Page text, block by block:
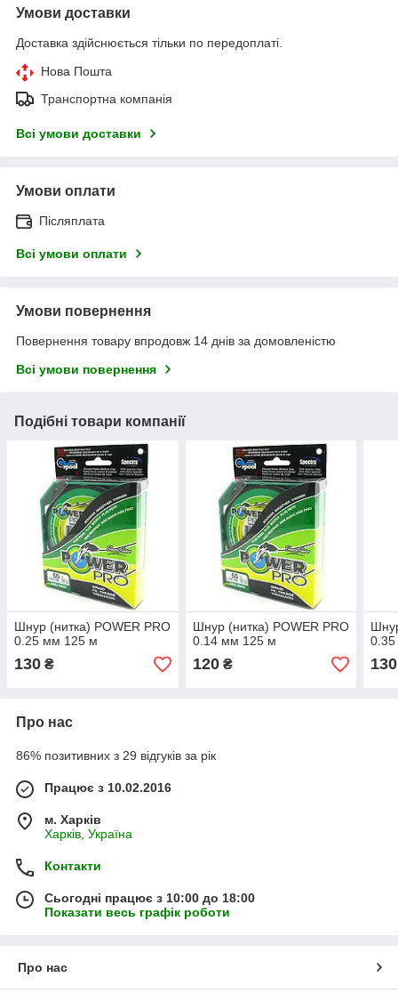
Умови доставки
Доставка здійснюється тільки по передоплаті.
Нова Пошта
Транспортна компанія
Всі умови доставки
Умови оплати
Післяплата
Всі умови оплати
Умови повернення
Повернення товару впродовж 14 днів за домовленістю
Всі умови повернення
Подібні товари компанії
Шнур (нитка) POWER PRO
0.25 мм 125 м
130 ₴
Шнур (нитка) POWER PRO
0.14 мм 125 м
120₴ 130
Про нас
86% позитивних з 29 відгуків за рік
Працює з 10.02.2016
м. Харків
Харків, Україна
Контакти
Сьогодні працює з 10:00 до 18:00
Показати весь графік роботи
Про нас